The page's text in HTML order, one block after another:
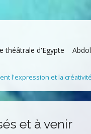
théâtrale d'Egypte
l'expression et la
et à venir